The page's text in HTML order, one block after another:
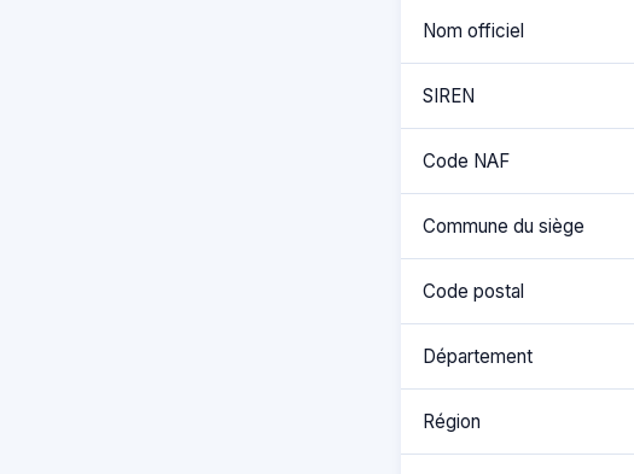
Nom officiel
SIREN
Code NAF
Commune du siège
Code postal
Département
Région